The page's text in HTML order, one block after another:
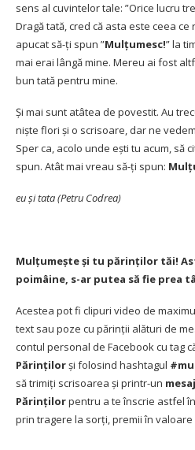
sens al cuvintelor tale: ”Orice lucru
Dragă tată, cred că asta este ceea
apucat să-ți spun ”Mulțumesc!” la
mai erai lângă mine. Mereu ai fost
bun tată pentru mine.
Și mai sunt atâtea de povestit. Au
niște flori și o scrisoare, dar ne
Sper ca, acolo unde ești tu acum, să
spun. Atât mai vreau să-ți spun:
eu și tata (Petru Codrea)
Mulțumește și tu părinților tăi!
poimâine, s-ar putea să fie prea
Acestea pot fi clipuri video de
text sau poze cu părinții alături de
contul personal de Facebook cu tag
Părințilorși folosind hashtagul
să trimiți scrisoarea și printr-un mesaj
Părințilorpentru a te înscrie astfel
prin tragere la sorți, premii în valoare